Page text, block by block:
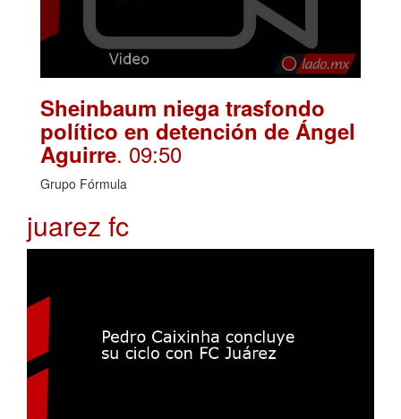
Sheinbaum niega trasfondo
político en detención de Ángel
Aguirre. 09:50
Grupo Fórmula
juarez fc